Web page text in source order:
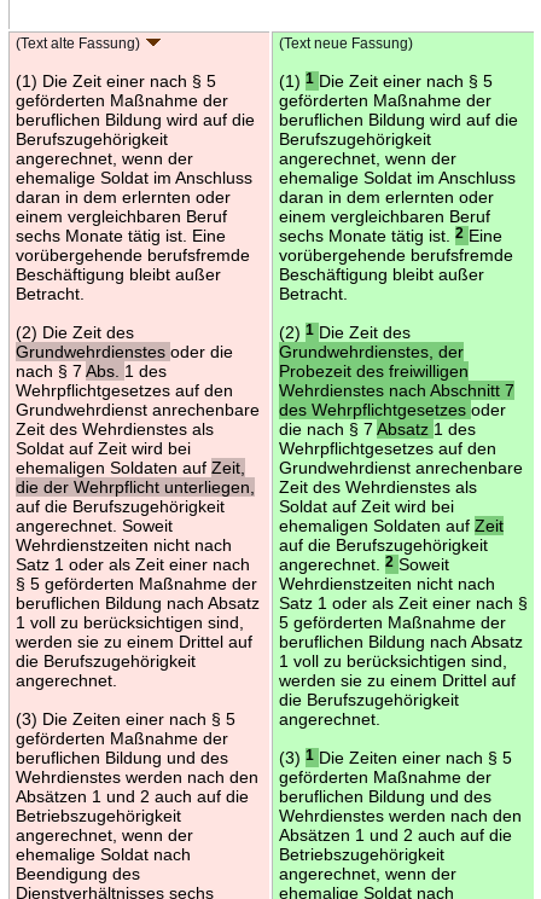
(Text alte Fassung)
(1) Die Zeit einer nach § 5
geförderten Maßnahme der
beruflichen Bildung wird auf die
Berufszugehörigkeit
angerechnet, wenn der
ehemalige Soldat im Anschluss
daran in dem erlernten oder
einem vergleichbaren Beruf
sechs Monate tätig ist. Eine
vorübergehende berufsfremde
Beschäftigung bleibt außer
Betracht.
(2) Die Zeit des
Grundwehrdienstes oder die
nach § 7 Abs. 1 des
Wehrpflichtgesetzes auf den
Grundwehrdienst anrechenbare
Zeit des Wehrdienstes als
Soldat auf Zeit wird bei
ehemaligen Soldaten auf Zeit,
die der Wehrpflicht unterliegen,
auf die Berufszugehörigkeit
angerechnet. Soweit
Wehrdienstzeiten nicht nach
Satz 1 oder als Zeit einer nach
§ 5 geförderten Maßnahme der
beruflichen Bildung nach Absatz
1 voll zu berücksichtigen sind,
werden sie zu einem Drittel auf
die Berufszugehörigkeit
angerechnet.
(3) Die Zeiten einer nach § 5
geförderten Maßnahme der
beruflichen Bildung und des
Wehrdienstes werden nach den
Absätzen 1 und 2 auch auf die
Betriebszugehörigkeit
angerechnet, wenn der
ehemalige Soldat nach
Beendigung des
Dienstverhältnisses sechs
(Text neue Fassung)
(1) 1 Die Zeit einer nach § 5
geförderten Maßnahme der
beruflichen Bildung wird auf die
Berufszugehörigkeit
angerechnet, wenn der
ehemalige Soldat im Anschluss
daran in dem erlernten oder
einem vergleichbaren Beruf
sechs Monate tätig ist.
2 Eine
vorübergehende berufsfremde
Beschäftigung bleibt außer
Betracht.
(2) 1 Die Zeit des
Grundwehrdienstes, der
Probezeit des freiwilligen
Wehrdienstes nach Abschnitt 7
des Wehrpflichtgesetzes oder
die nach § 7 Absatz 1 des
Wehrpflichtgesetzes auf den
Grundwehrdienst anrechenbare
Zeit des Wehrdienstes als
Soldat auf Zeit wird bei
ehemaligen Soldaten auf Zeit
auf die Berufszugehörigkeit
angerechnet.
2 Soweit
Wehrdienstzeiten nicht nach
Satz 1 oder als Zeit einer nach §
5 geförderten Maßnahme der
beruflichen Bildung nach Absatz
1 voll zu berücksichtigen sind,
werden sie zu einem Drittel auf
die Berufszugehörigkeit
angerechnet.
(3) 1 Die Zeiten einer nach § 5
geförderten Maßnahme der
beruflichen Bildung und des
Wehrdienstes werden nach den
Absätzen 1 und 2 auch auf die
Betriebszugehörigkeit
angerechnet, wenn der
ehemalige Soldat nach